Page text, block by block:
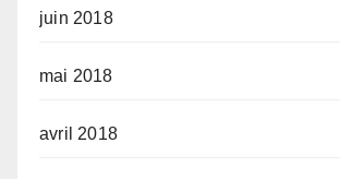
juin 2018
mai 2018
avril 2018